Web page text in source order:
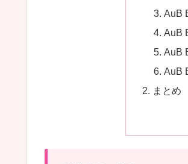
AuB
AuB
AuB
AuB
まとめ